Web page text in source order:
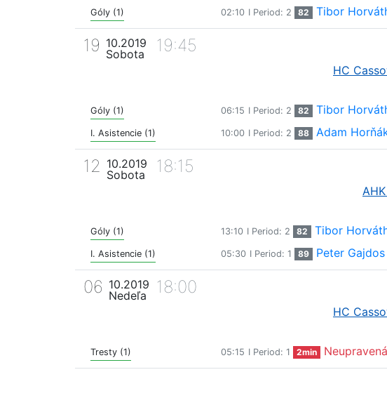
Góly (1) 02:10 I Period: 2 82 Tibor
19 10.2019
Sobota
19:45
HC
Góly (1) 06:15 I Period: 2 82 Tibor
I. Asistencie (1) 10:00 I Period: 2 88 Adam
12 10.2019
Sobota
18:15
Góly (1) 13:10 I Period: 2 82 Tibor
I. Asistencie (1) 05:30 I Period: 1 89 Peter Gajdos
06 10.2019
Nedeľa
18:00
HC
Tresty (1) 05:15 I Period: 1 2min